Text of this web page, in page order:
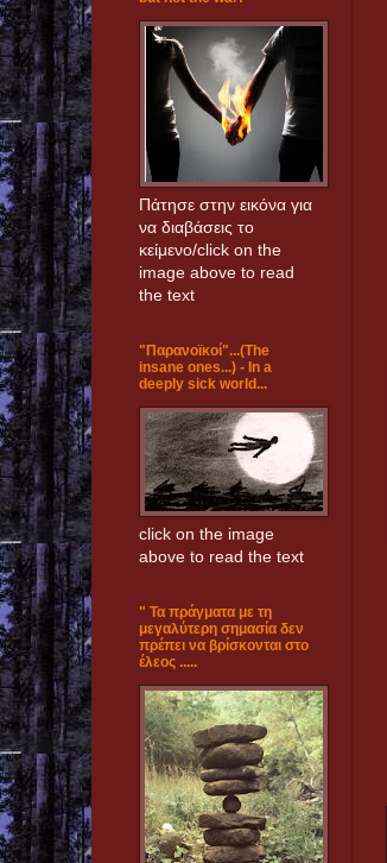
Πάτησε στην εικόνα για
να διαβάσεις το
κείμενο/click on the
image above to read
the text
"Παρανοϊκοί"...(The
insane ones...) - In a
deeply sick world...
click on the image
above to read the text
" Τα πράγματα με τη
μεγαλύτερη σημασία δεν
πρέπει να βρίσκονται στο
έλεος .....